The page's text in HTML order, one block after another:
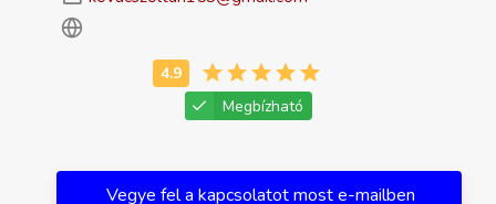
Megbízható
Vegye fel a kapcsolatot most e-mailben